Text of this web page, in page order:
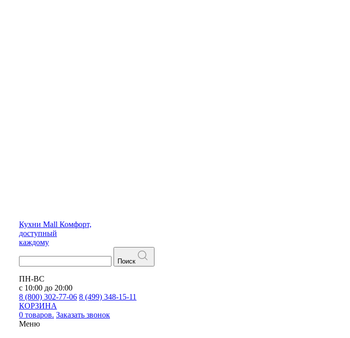
Кухни Mall Комфорт,
доступный
каждому
Поиск
ПН-ВС
с 10:00 до 20:00
8 (800) 302-77-06 8 (499) 348-15-11
КОРЗИНА
0 товаров. Заказать звонок
Меню